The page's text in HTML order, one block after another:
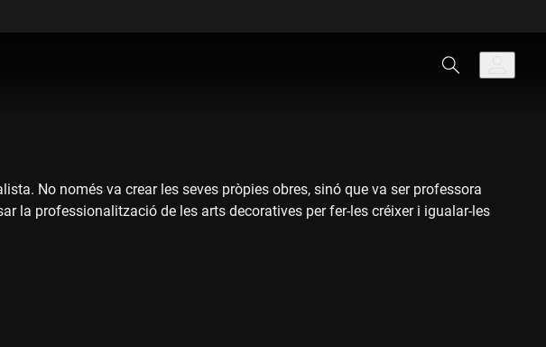
No només va crear les seves pròpies obres, sinó que va ser professora
la professionalització de les arts decoratives per fer-les créixer i igualar-les